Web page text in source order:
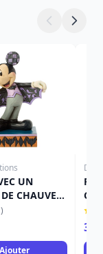
UN
CHAUVE-
Ajouter